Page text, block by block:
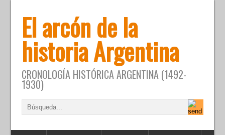
El arcón de la
historia Argentina
CRONOLOGÍA HISTÓRICA ARGENTINA (1492-
1930)